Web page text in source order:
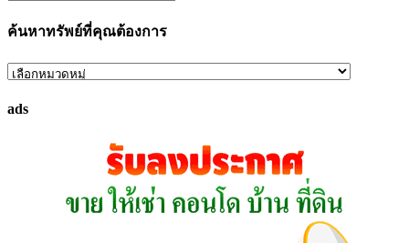
ค้นหาทรัพย์ที่คุณต้องการ
ค้นหา
ที่
ads